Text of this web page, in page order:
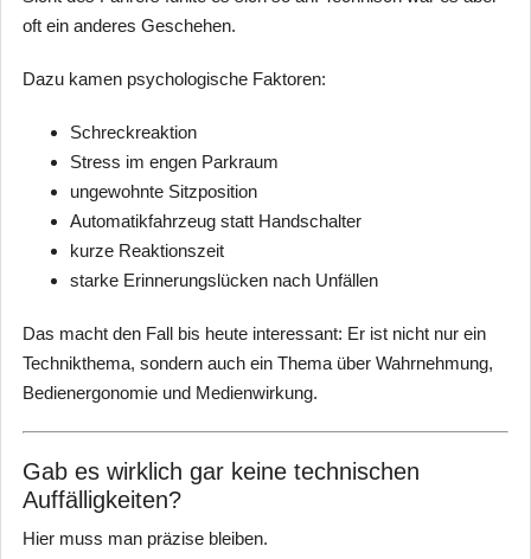
oft ein anderes Geschehen.
Dazu kamen psychologische Faktoren:
Schreckreaktion
Stress im engen Parkraum
ungewohnte Sitzposition
Automatikfahrzeug statt Handschalter
kurze Reaktionszeit
starke Erinnerungslücken nach Unfällen
Das macht den Fall bis heute interessant: Er ist nicht nur ein
Technikthema, sondern auch ein Thema über Wahrnehmung,
Bedienergonomie und Medienwirkung.
Gab es wirklich gar keine technischen
Auffälligkeiten?
Hier muss man präzise bleiben.